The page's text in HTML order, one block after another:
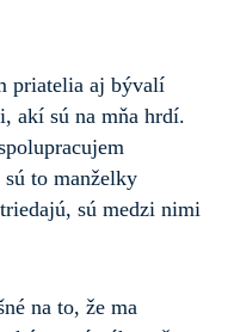
priatelia aj bývalí
akí sú na mňa hrdí.
to manželky
sú medzi nimi
na to, že ma